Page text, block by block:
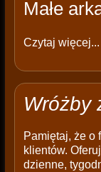
Małe
Czytaj więcej...
Wróżby
Pamiętaj, że o
klientów.
dzienne,